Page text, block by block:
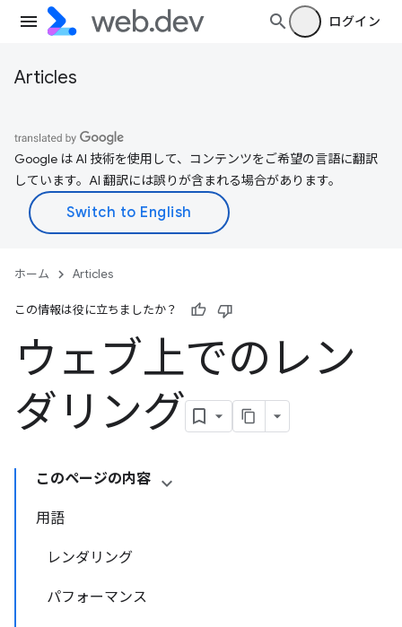
ログイン
Articles
Google は AI 技術を使用して、コンテンツをご希望の言語に翻訳
しています。AI 翻訳には誤りが含まれる場合があります。
ホーム Articles
この情報は役に立ちましたか？
ウェブ上でのレン
ダリング
このページの内容
用語
レンダリング
パフォーマンス